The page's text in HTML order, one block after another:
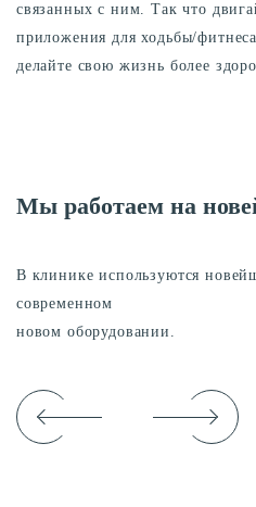
связанных с ним. Так что
приложения для ходьбы/
делайте свою жизнь более
Мы работаем на
В клинике используются
современном
новом оборудовании.